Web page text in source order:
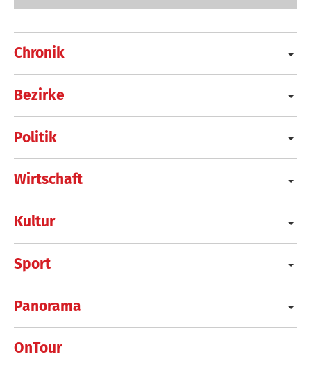
Chronik
Bezirke
Politik
Wirtschaft
Kultur
Sport
Panorama
OnTour